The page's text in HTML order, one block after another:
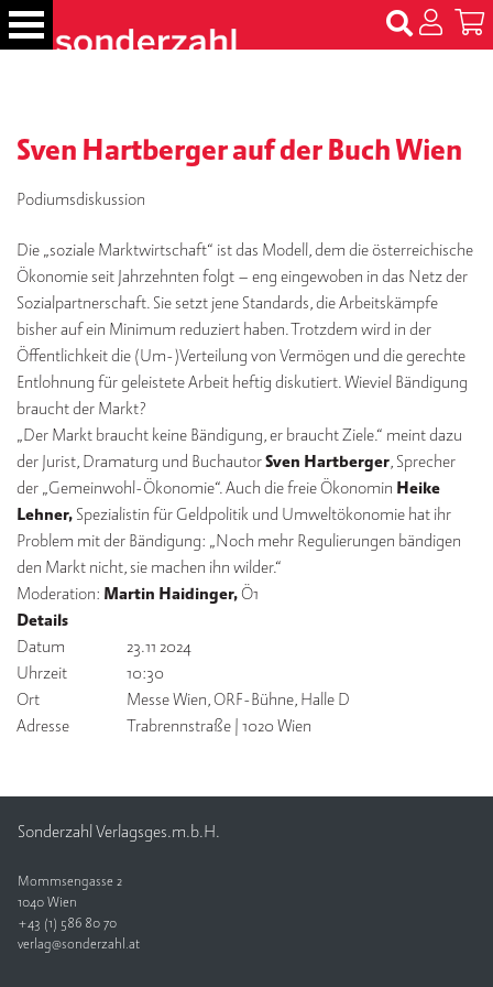
c
h
r
N
a
m
e
n
er
m
in
e
V
e
rl
a
g
K
o
n
Sven Hartberger auf der Buch Wien
Podiumsdiskussion
Die „soziale Marktwirtschaft“ ist das Modell, dem die österreichische
Ökonomie seit Jahrzehnten folgt – eng eingewoben in das Netz der
Sozialpartnerschaft. Sie setzt jene Standards, die Arbeitskämpfe
bisher auf ein Minimum reduziert haben. Trotzdem wird in der
Öffentlichkeit die (Um-)Verteilung von Vermögen und die gerechte
Entlohnung für geleistete Arbeit heftig diskutiert. Wieviel Bändigung
braucht der Markt?
„Der Markt braucht keine Bändigung, er braucht Ziele.“ meint dazu
der Jurist, Dramaturg und BuchautorSven Hartberger, Sprecher
der „Gemeinwohl-Ökonomie“. Auch die freie Ökonomin Heike
Lehner, Spezialistin für Geldpolitik und Umweltökonomie hat ihr
Problem mit der Bändigung: „Noch mehr Regulierungen bändigen
den Markt nicht, sie machen ihn wilder.“
Moderation: Martin Haidinger,Ö1
Details
Datum
23.11 2024
Uhrzeit
10:30
Ort
Messe Wien, ORF-Bühne, Halle D
Adresse
Trabrennstraße | 1020 Wien
Sonderzahl Verlagsges.m.b.H.
Mommsengasse 2
1040 Wien
+43 (1) 586 80 70
verlag@sonderzahl.at